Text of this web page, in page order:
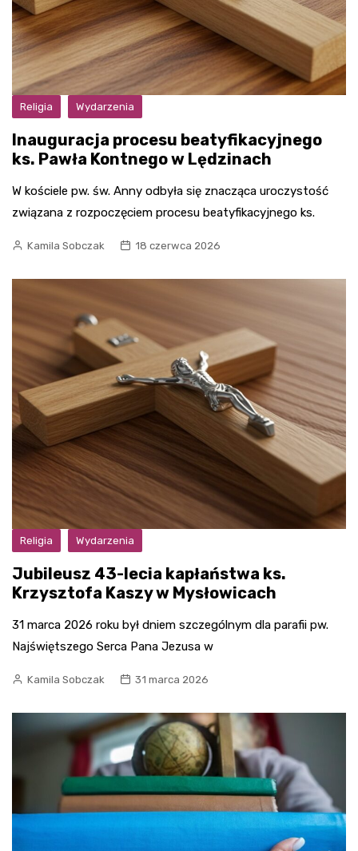
Religia Wydarzenia
Inauguracja procesu beatyfikacyjnego
ks. Pawła Kontnego w Lędzinach
W kościele pw. św. Anny odbyła się znacząca uroczystość
związana z rozpoczęciem procesu beatyfikacyjnego ks.
Kamila Sobczak 18 czerwca 2026
Religia Wydarzenia
Jubileusz 43-lecia kapłaństwa ks.
Krzysztofa Kaszy w Mysłowicach
31 marca 2026 roku był dniem szczególnym dla parafii pw.
Najświętszego Serca Pana Jezusa w
Kamila Sobczak 31 marca 2026